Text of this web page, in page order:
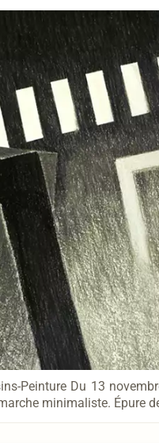
Peinture Du 13
minimaliste. Épure